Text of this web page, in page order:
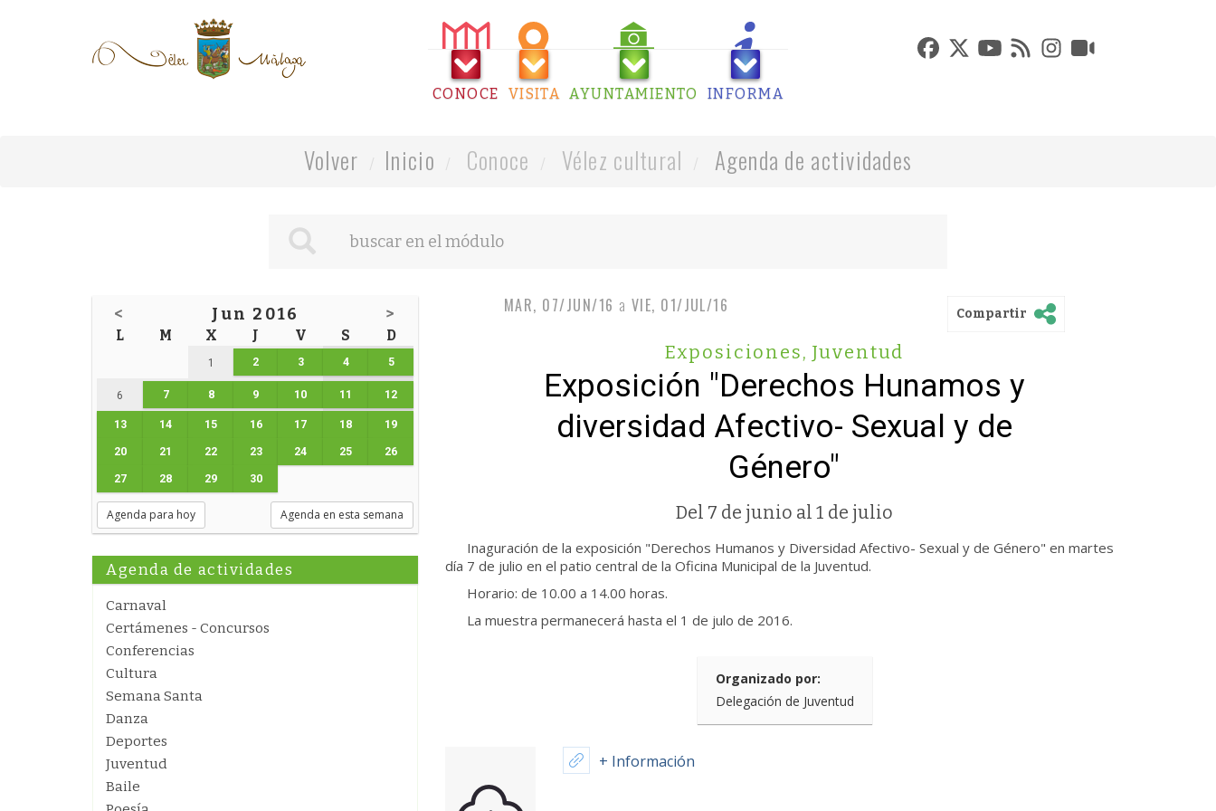
CONOCE VISITA AYUNTAMIENTO INFORMA
Volver Inicio Conoce Vélez cultural Agenda de actividades
< Jun 2016 >
L M X J V S D
1 2 3 4 5
6 7 8 9 10 11 12
13 14 15 16 17 18 19
20 21 22 23 24 25 26
27 28 29 30
Agenda para hoy Agenda en esta semana
Agenda de actividades
Carnaval
Certámenes - Concursos
Conferencias
Cultura
Semana Santa
Danza
Deportes
Juventud
Baile
MAR, 07/JUN/16 a VIE, 01/JUL/16 Compartir
Exposiciones, Juventud
Exposición "Derechos Hunamos y
diversidad Afectivo- Sexual y de
Género"
Del 7 de junio al 1 de julio
Inaguración de la exposición "Derechos Humanos y Diversidad Afectivo- Sexual y de Género" en martes
día 7 de julio en el patio central de la Oficina Municipal de la Juventud.
Horario: de 10.00 a 14.00 horas.
La muestra permanecerá hasta el 1 de julo de 2016.
Organizado por:
Delegación de Juventud
+ Información